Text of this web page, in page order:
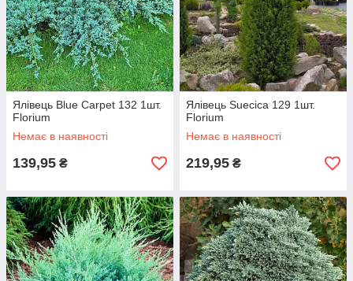
Ялівець Blue Carpet 132 1шт.
Florium
Немає в наявності
139,95 ₴
Ялівець Suecica 129 1шт.
Florium
Немає в наявності
219,95 ₴